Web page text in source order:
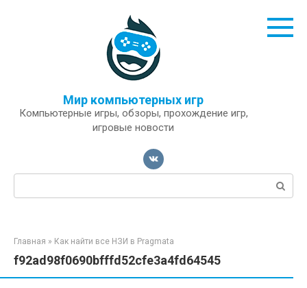
Мир компьютерных игр
Компьютерные игры, обзоры, прохождение игр,
игровые новости
Поиск:
Главная » Как найти все НЗИ в Pragmata
f92ad98f0690bfffd52cfe3a4fd64545